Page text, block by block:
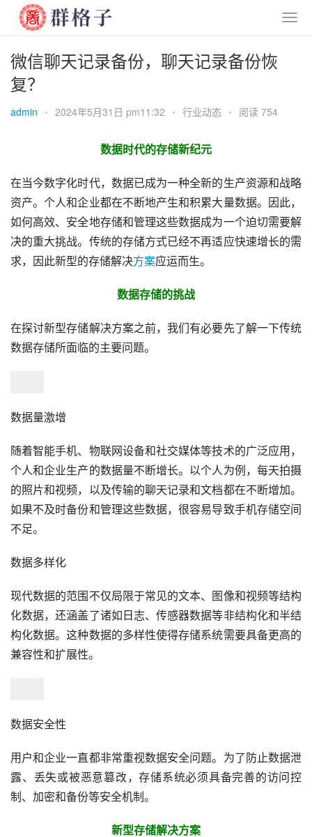
微信聊天记录备份，聊天记录备份恢
复？
admin • 2024年5月31日 pm11:32 • 行业动态 • 阅读 754
数据时代的存储新纪元
在当今数字化时代，数据已成为一种全新的生产资源和战略
资产。个人和企业都在不断地产生和积累大量数据。因此，
如何高效、安全地存储和管理这些数据成为一个迫切需要解
决的重大挑战。传统的存储方式已经不再适应快速增长的需
求，因此新型的存储解决方案应运而生。
数据存储的挑战
在探讨新型存储解决方案之前，我们有必要先了解一下传统
数据存储所面临的主要问题。
数据量激增
随着智能手机、物联网设备和社交媒体等技术的广泛应用，
个人和企业生产的数据量不断增长。以个人为例，每天拍摄
的照片和视频，以及传输的聊天记录和文档都在不断增加。
如果不及时备份和管理这些数据，很容易导致手机存储空间
不足。
数据多样化
现代数据的范围不仅局限于常见的文本、图像和视频等结构
化数据，还涵盖了诸如日志、传感器数据等非结构化和半结
构化数据。这种数据的多样性使得存储系统需要具备更高的
兼容性和扩展性。
数据安全性
用户和企业一直都非常重视数据安全问题。为了防止数据泄
露、丢失或被恶意篡改，存储系统必须具备完善的访问控
制、加密和备份等安全机制。
新型存储解决方案